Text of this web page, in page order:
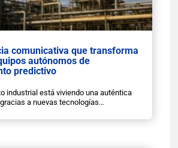
comunicativa que transforma
autónomos de
predictivo
industrial está viviendo una auténtica
a nuevas tecnologías…